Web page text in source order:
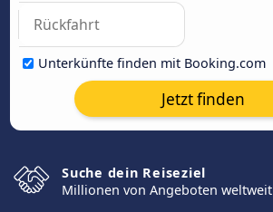
Unterkünfte finden mit Booking.com
Jetzt finden
Suche dein Reiseziel
Millionen von Angeboten weltweit